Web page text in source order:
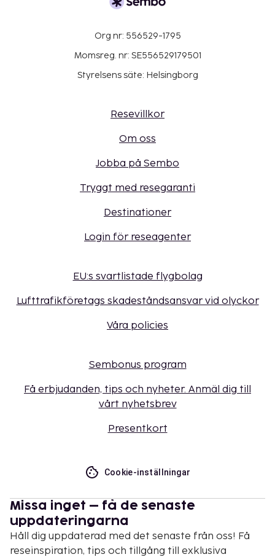
Org nr: 556529-1795
Momsreg. nr: SE556529179501
Styrelsens säte: Helsingborg
Resevillkor
Om oss
Jobba på Sembo
Tryggt med resegaranti
Destinationer
Login för reseagenter
EU:s svartlistade flygbolag
Lufttrafikföretags skadeståndsansvar vid olyckor
Våra policies
Sembonus program
Få erbjudanden, tips och nyheter. Anmäl dig till
vårt nyhetsbrev
Presentkort
Cookie-inställningar
Missa inget – få de senaste
uppdateringarna
Håll dig uppdaterad med det senaste från oss! Få
reseinspiration, tips och tillgång till exklusiva